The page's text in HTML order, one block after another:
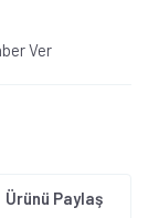
Ver
Ürünü Paylaş